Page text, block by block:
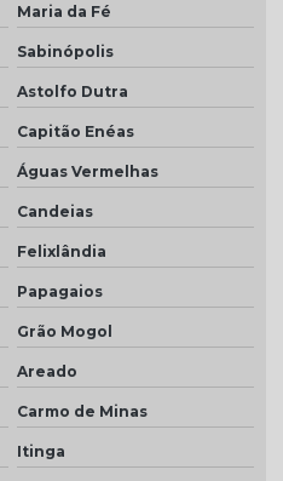
Maria da Fé
Sabinópolis
Astolfo Dutra
Capitão Enéas
Águas Vermelhas
Candeias
Felixlândia
Papagaios
Grão Mogol
Areado
Carmo de Minas
Itinga